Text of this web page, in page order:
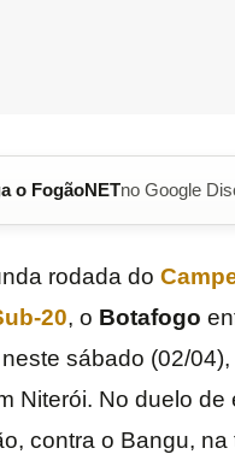
o FogãoNETno Google
rodada do
20, o Botafogo
neste sábado (02/
Niterói. No duelo de
contra o Bangu, na